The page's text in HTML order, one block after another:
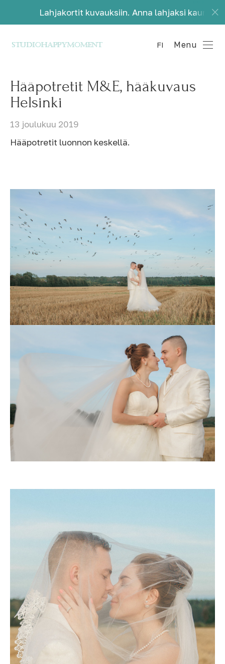
kuvauksiin. Anna lahjaksi kauniita muistoja.
FI Menu
Hääpotretit M&E, hääkuvaus
Helsinki
13 joulukuu 2019
Hääpotretit luonnon keskellä.